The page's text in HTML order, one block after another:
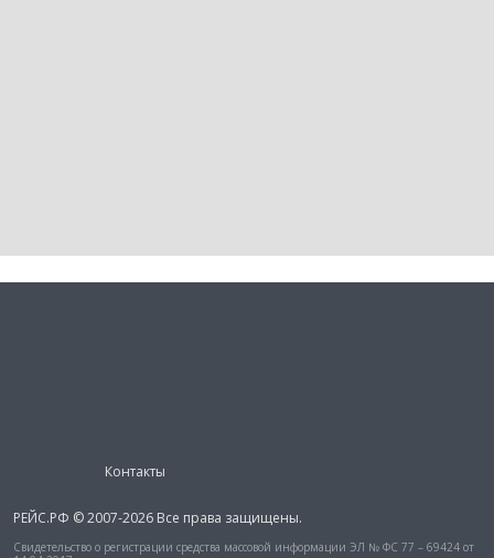
Контакты
РЕЙС.РФ © 2007-2026 Все права защищены.
Свидетельство о регистрации средства массовой информации ЭЛ № ФС 77 – 69424 от